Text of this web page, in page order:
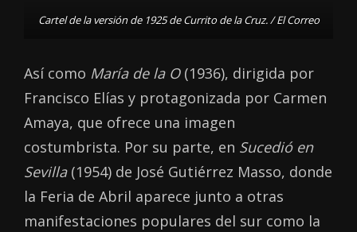
Cartel de la versión de 1925 de Currito de la Cruz. / El Correo
Así como María de la O(1936), dirigida por
Francisco Elías y protagonizada por Carmen
Amaya, que ofrece una imagen
costumbrista. Por su parte, en Sucedió en
Sevilla(1954) de José Gutiérrez Masso, donde
la Feria de Abril aparece junto a otras
manifestaciones populares del sur como la